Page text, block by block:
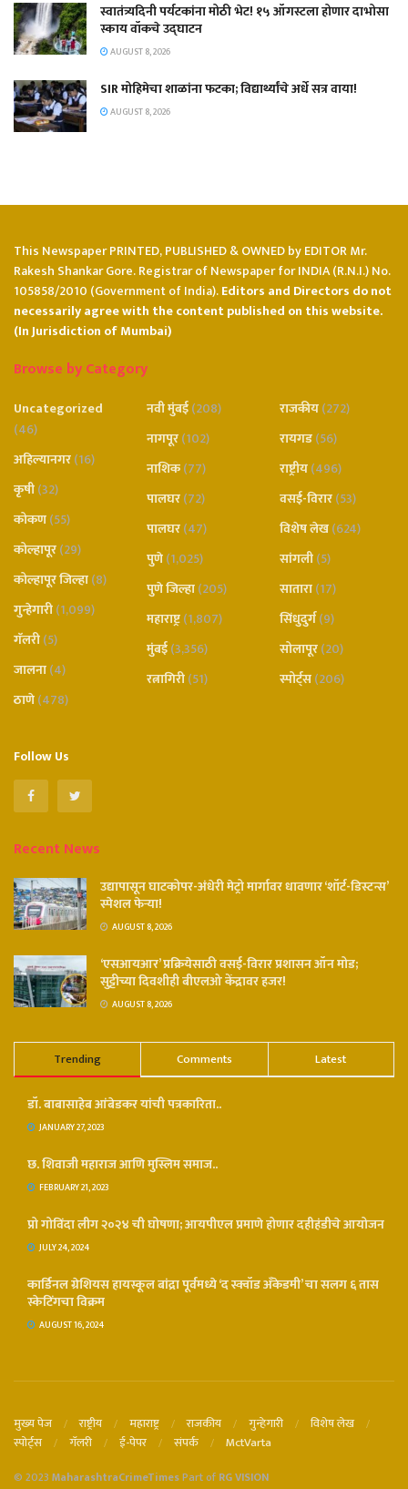
स्वातंत्र्यदिनी पर्यटकांना मोठी भेट! १५ ऑगस्टला होणार दाभोसा
स्काय वॉकचे उद्घाटन
AUGUST 8, 2026
SIR मोहिमेचा शाळांना फटका; विद्यार्थ्यांचे अर्धे सत्र वाया!
AUGUST 8, 2026
This Newspaper PRINTED, PUBLISHED & OWNED by EDITOR Mr.
Rakesh Shankar Gore. Registrar of Newspaper for INDIA (R.N.I.) No.
105858/2010 (Government of India).Editors and Directors do not
necessarily agree with the content published on this website.
(In Jurisdiction of Mumbai)
Browse by Category
Uncategorized
(46)
अहिल्यानगर(16)
कृषी(32)
कोकण(55)
कोल्हापूर(29)
कोल्हापूर जिल्हा(8)
गुन्हेगारी(1,099)
गॅलरी(5)
जालना(4)
ठाणे(478)
नवी मुंबई(208)
नागपूर(102)
नाशिक(77)
पालघर(72)
पालघर(47)
पुणे(1,025)
पुणे जिल्हा(205)
महाराष्ट्र(1,807)
मुंबई(3,356)
रत्नागिरी(51)
राजकीय(272)
रायगड(56)
राष्ट्रीय(496)
वसई-विरार(53)
विशेष लेख(624)
सांगली(5)
सातारा(17)
सिंधुदुर्ग(9)
सोलापूर(20)
स्पोर्ट्स(206)
Follow Us
Recent News
उद्यापासून घाटकोपर-अंधेरी मेट्रो मार्गावर धावणार ‘शॉर्ट-डिस्टन्स’
स्पेशल फेऱ्या!
AUGUST 8, 2026
‘एसआयआर’ प्रक्रियेसाठी वसई-विरार प्रशासन ऑन मोड;
सुट्टीच्या दिवशीही बीएलओ केंद्रावर हजर!
AUGUST 8, 2026
Trending Comments Latest
डॉ. बाबासाहेब आंबेडकर यांची पत्रकारिता..
JANUARY 27, 2023
छ. शिवाजी महाराज आणि मुस्लिम समाज..
FEBRUARY 21, 2023
प्रो गोविंदा लीग २०२४ ची घोषणा; आयपीएल प्रमाणे होणार दहीहंडीचे आयोजन
JULY 24, 2024
कार्डिनल ग्रेशियस हायस्कूल बांद्रा पूर्वमध्ये ‘द स्क्वॉड अँकेडमी’ चा सलग ६ तास
स्केटिंगचा विक्रम
AUGUST 16, 2024
मुख्य पेज राष्ट्रीय महाराष्ट्र राजकीय गुन्हेगारी
विशेष लेख
स्पोर्ट्स
गॅलरी ई-पेपर संपर्क MctVarta
© 2023 MaharashtraCrimeTimesPart of RG VISION